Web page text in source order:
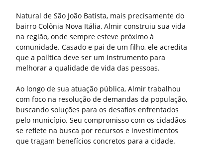
Natural de São João Batista, mais precisamente do
bairro Colônia Nova Itália, Almir construiu sua vida
na região, onde sempre esteve próximo à
comunidade. Casado e pai de um filho, ele acredita
que a política deve ser um instrumento para
melhorar a qualidade de vida das pessoas.
Ao longo de sua atuação pública, Almir trabalhou
com foco na resolução de demandas da população,
buscando soluções para os desafios enfrentados
pelo município. Seu compromisso com os cidadãos
se reflete na busca por recursos e investimentos
que tragam benefícios concretos para a cidade.